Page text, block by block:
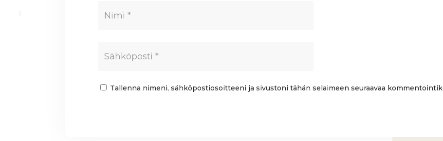
Tallenna nimeni, sähköpostiosoitteeni ja sivustoni tähän selaimeen seuraavaa